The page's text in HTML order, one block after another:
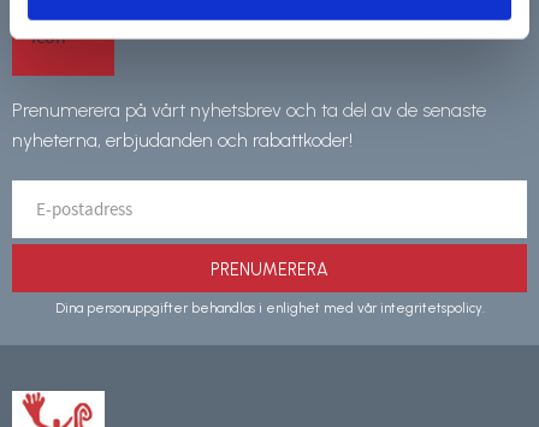
Prenumerera på vårt nyhetsbrev och ta del av de senaste
nyheterna, erbjudanden och rabattkoder!
PRENUMERERA
Dina personuppgifter behandlas i enlighet med vår integritetspolicy